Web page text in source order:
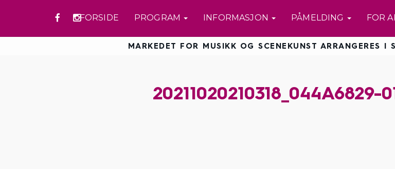
FORSIDE PROGRAM INFORMASJON PÅMELDING FOR
MARKEDET FOR MUSIKK OG SCENEKUNST ARRANGERES
20211020210318_044A6829-